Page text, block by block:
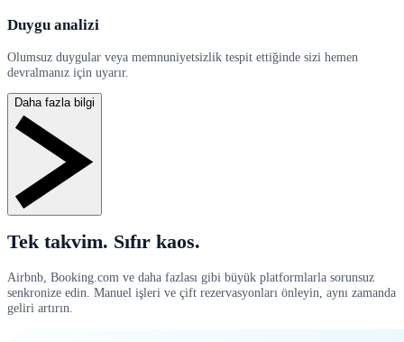
Duygu analizi
Olumsuz duygular veya memnuniyetsizlik tespit ettiğinde sizi hemen
devralmanız için uyarır.
Daha fazla bilgi
Tek takvim. Sıfır kaos.
Airbnb, Booking.com ve daha fazlası gibi büyük platformlarla sorunsuz
senkronize edin. Manuel işleri ve çift rezervasyonları önleyin, aynı zamanda
geliri artırın.